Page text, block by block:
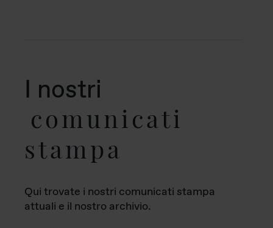
I nostri
comunicati
stampa
Qui trovate i nostri comunicati stampa
attuali e il nostro archivio.